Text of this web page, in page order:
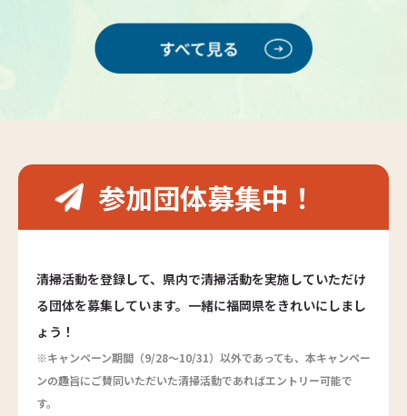
参加団体募集中！
清掃活動を登録して、県内で清掃活動を実施していただけ
る団体を募集しています。一緒に福岡県をきれいにしまし
ょう！
※キャンペーン期間（9/28～10/31）以外であっても、本キャンペー
ンの趣旨にご賛同いただいた清掃活動であればエントリー可能で
す。